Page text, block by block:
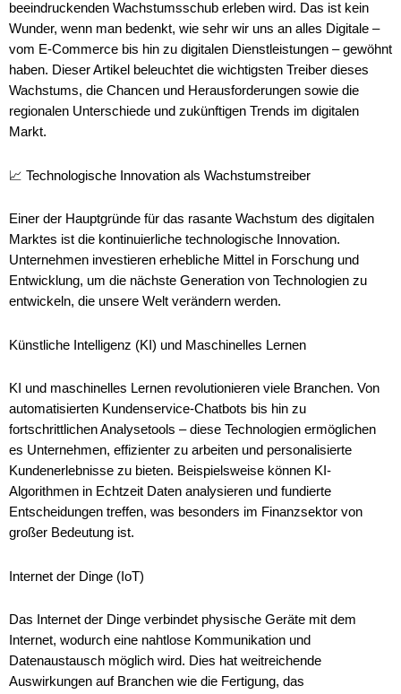
beeindruckenden Wachstumsschub erleben wird. Das ist kein
Wunder, wenn man bedenkt, wie sehr wir uns an alles Digitale –
vom E-Commerce bis hin zu digitalen Dienstleistungen – gewöhnt
haben. Dieser Artikel beleuchtet die wichtigsten Treiber dieses
Wachstums, die Chancen und Herausforderungen sowie die
regionalen Unterschiede und zukünftigen Trends im digitalen
Markt.
📈 Technologische Innovation als Wachstumstreiber
Einer der Hauptgründe für das rasante Wachstum des digitalen
Marktes ist die kontinuierliche technologische Innovation.
Unternehmen investieren erhebliche Mittel in Forschung und
Entwicklung, um die nächste Generation von Technologien zu
entwickeln, die unsere Welt verändern werden.
Künstliche Intelligenz (KI) und Maschinelles Lernen
KI und maschinelles Lernen revolutionieren viele Branchen. Von
automatisierten Kundenservice-Chatbots bis hin zu
fortschrittlichen Analysetools – diese Technologien ermöglichen
es Unternehmen, effizienter zu arbeiten und personalisierte
Kundenerlebnisse zu bieten. Beispielsweise können KI-
Algorithmen in Echtzeit Daten analysieren und fundierte
Entscheidungen treffen, was besonders im Finanzsektor von
großer Bedeutung ist.
Internet der Dinge (IoT)
Das Internet der Dinge verbindet physische Geräte mit dem
Internet, wodurch eine nahtlose Kommunikation und
Datenaustausch möglich wird. Dies hat weitreichende
Auswirkungen auf Branchen wie die Fertigung, das